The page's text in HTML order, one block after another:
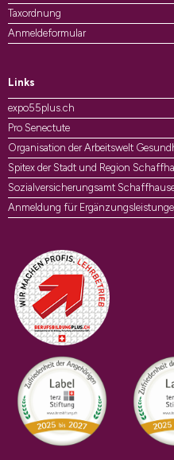
Taxordnung
Anmeldeformular
Links
expo55plus.ch
Pro Senectute
Organisation der Arbeitswelt
Spitex der Stadt und Region
Sozialversicherungsamt
Anmeldung für
Auszeichnungen